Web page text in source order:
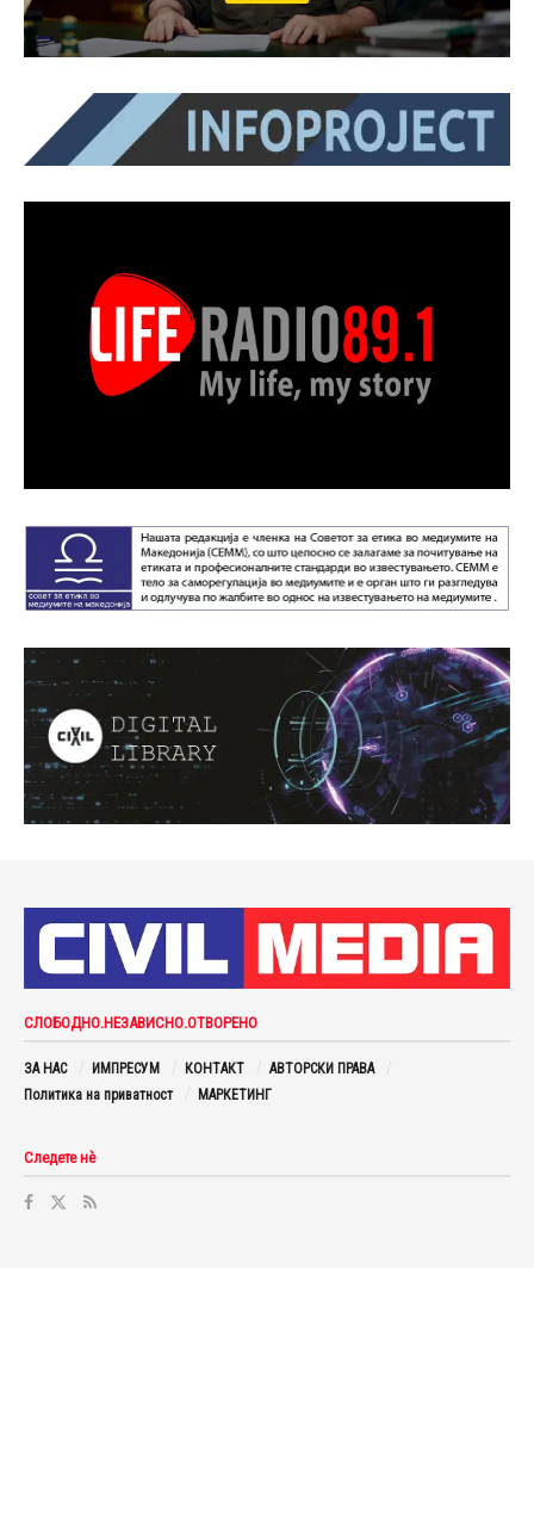
СЛОБОДНО.НЕЗАВИСНО.ОТВОРЕНО
ЗА НАС ИМПРЕСУМ КОНТАКТ
АВТОРСКИ ПРАВА
Политика на приватност
МАРКЕТИНГ
Следете нè